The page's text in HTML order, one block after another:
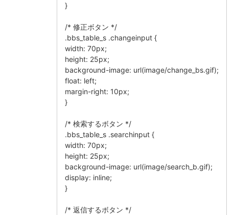
}
/* 修正ボタン */
.bbs_table_s .changeinput {
width: 70px;
height: 25px;
background-image: url(image/change_bs.gif);
float: left;
margin-right: 10px;
}
/* 検索するボタン */
.bbs_table_s .searchinput {
width: 70px;
height: 25px;
background-image: url(image/search_b.gif);
display: inline;
}
/* 返信するボタン */